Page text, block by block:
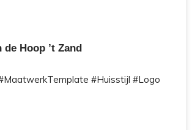
Hoop ’t Zand
#Huisstijl #Logo